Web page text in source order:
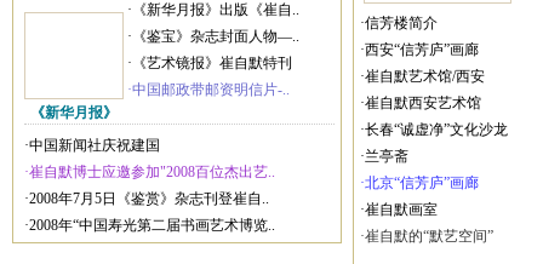
《新华月报》
·《新华月报》出版《崔自..
·《鉴宝》杂志封面人物—..
·《艺术镜报》崔自默特刊
·中国邮政带邮资明信片-..
·中国新闻社庆祝建国
·崔自默博士应邀参加"2008百位杰出艺..
·2008年7月5日《鉴赏》杂志刊登崔自..
·2008年“中国寿光第二届书画艺术博览..
·信芳楼简介
·西安“信芳庐”画廊
·崔自默艺术馆/西安
·崔自默西安艺术馆
·长春“诚虚净”文化沙龙
·兰亭斋
·北京“信芳庐”画廊
·崔自默画室
·崔自默的“默艺空间”